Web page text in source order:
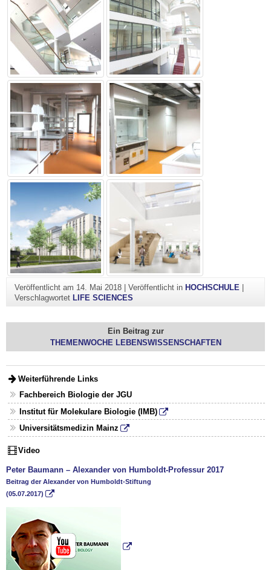
Veröffentlicht am 14. Mai 2018| Veröffentlicht in HOCHSCHULE |
Verschlagwortet LIFE SCIENCES
Ein Beitrag zur
THEMENWOCHE LEBENSWISSENSCHAFTEN
Weiterführende Links
Fachbereich Biologie der JGU
Institut für Molekulare Biologie (IMB)
Universitätsmedizin Mainz
Video
Peter Baumann – Alexander von Humboldt-Professur 2017
Beitrag der Alexander von Humboldt-Stiftung
(05.07.2017)